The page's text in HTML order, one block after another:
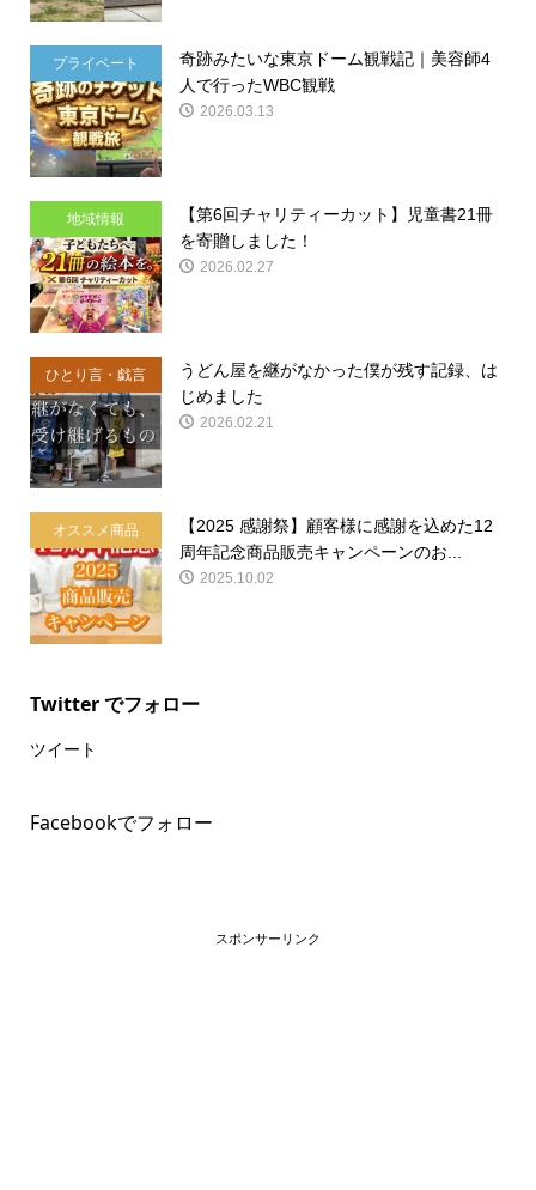
プライベート
奇跡みたいな東京ドーム観戦記｜美容師4
人で行ったWBC観戦
2026.03.13
地域情報
【第6回チャリティーカット】児童書21冊
を寄贈しました！
2026.02.27
ひとり言・戯言
うどん屋を継がなかった僕が残す記録、は
じめました
2026.02.21
オススメ商品
【2025 感謝祭】顧客様に感謝を込めた12
周年記念商品販売キャンペーンのお...
2025.10.02
Twitter でフォロー
ツイート
Facebookでフォロー
スポンサーリンク